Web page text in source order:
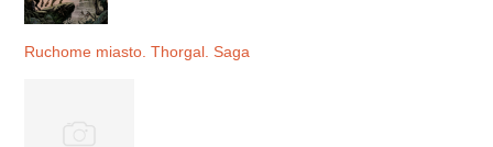
Ruchome miasto. Thorgal. Saga